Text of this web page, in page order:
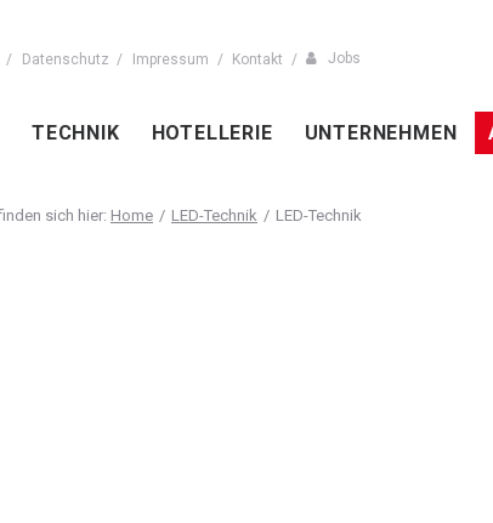
Datenschutz Impressum Kontakt Jobs
TECHNIK HOTELLERIE UNTERNEHMEN
Home LED-Technik LED-Technik